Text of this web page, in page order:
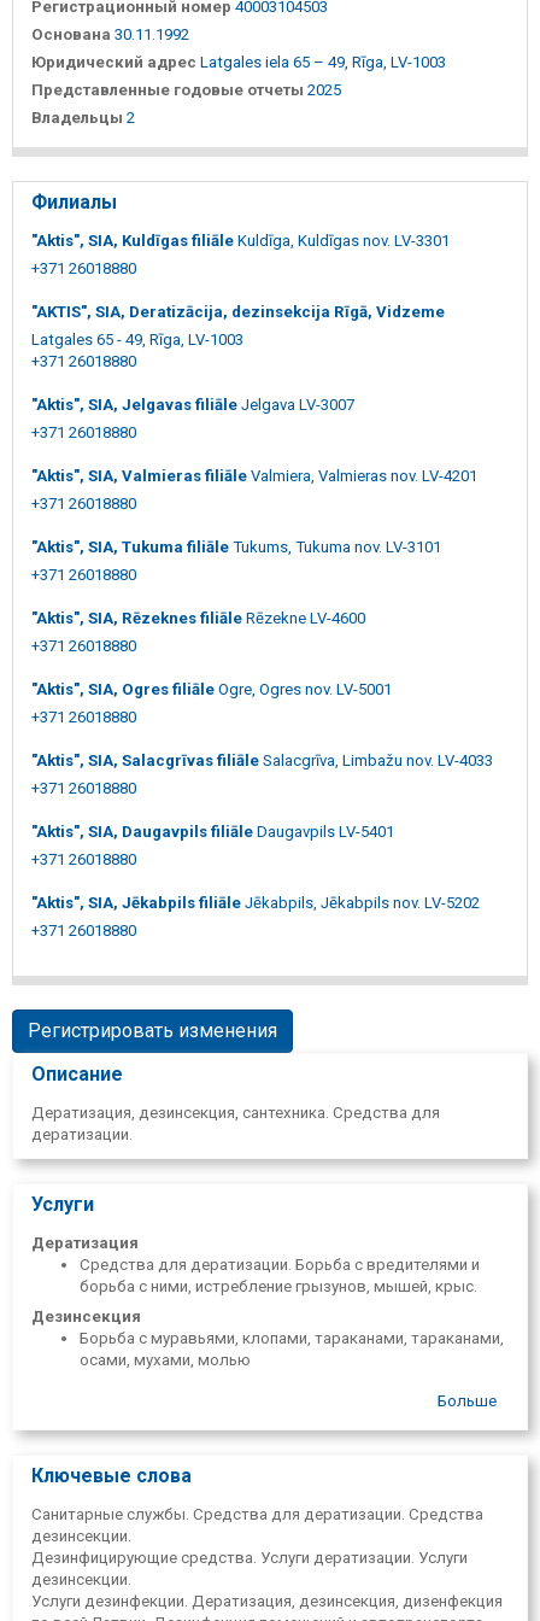
Регистрационный номер 40003104503
Основана 30.11.1992
Юридический адрес Latgales iela 65 – 49, Rīga, LV-1003
Представленные годовые отчеты 2025
Владельцы 2
Филиалы
"Aktis", SIA, Kuldīgas filiāle Kuldīga, Kuldīgas nov. LV-3301
+371 26018880
"AKTIS", SIA, Deratizācija, dezinsekcija Rīgā, Vidzeme
Latgales 65 - 49, Rīga, LV-1003
+371 26018880
"Aktis", SIA, Jelgavas filiāle Jelgava LV-3007
+371 26018880
"Aktis", SIA, Valmieras filiāle Valmiera, Valmieras nov. LV-4201
+371 26018880
"Aktis", SIA, Tukuma filiāle Tukums, Tukuma nov. LV-3101
+371 26018880
"Aktis", SIA, Rēzeknes filiāle Rēzekne LV-4600
+371 26018880
"Aktis", SIA, Ogres filiāle Ogre, Ogres nov. LV-5001
+371 26018880
"Aktis", SIA, Salacgrīvas filiāle Salacgrīva, Limbažu nov. LV-4033
+371 26018880
"Aktis", SIA, Daugavpils filiāle Daugavpils LV-5401
+371 26018880
"Aktis", SIA, Jēkabpils filiāle Jēkabpils, Jēkabpils nov. LV-5202
+371 26018880
Регистрировать изменения
Описание
Дератизация, дезинсекция, сантехника. Средства для
дератизации.
Услуги
Дератизация
Средства для дератизации. Борьба с вредителями и
борьба с ними, истребление грызунов, мышей, крыс.
Дезинсекция
Борьба с муравьями, клопами, тараканами, тараканами,
осами, мухами, молью
Больше
Ключевые слова
Санитарные службы. Средства для дератизации. Средства
дезинсекции.
Дезинфицирующие средства. Услуги дератизации. Услуги
дезинсекции.
Услуги дезинфекции. Дератизация, дезинсекция, дизенфекция